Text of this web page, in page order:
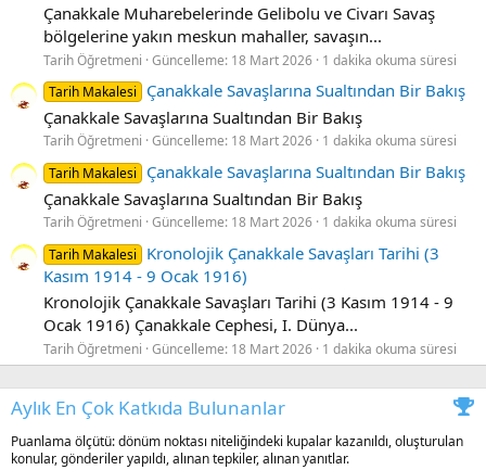
Çanakkale Muharebelerinde Gelibolu ve Civarı Savaş
bölgelerine yakın meskun mahaller, savaşın...
Tarih Öğretmeni Güncelleme: 18 Mart 2026 1 dakika okuma süresi
Tarih Makalesi
Çanakkale Savaşlarına Sualtından Bir Bakış
Çanakkale Savaşlarına Sualtından Bir Bakış
Tarih Öğretmeni Güncelleme: 18 Mart 2026 1 dakika okuma süresi
Tarih Makalesi
Çanakkale Savaşlarına Sualtından Bir Bakış
Çanakkale Savaşlarına Sualtından Bir Bakış
Tarih Öğretmeni Güncelleme: 18 Mart 2026 1 dakika okuma süresi
Tarih Makalesi
Kronolojik Çanakkale Savaşları Tarihi (3
Kasım 1914 - 9 Ocak 1916)
Kronolojik Çanakkale Savaşları Tarihi (3 Kasım 1914 - 9
Ocak 1916) Çanakkale Cephesi, I. Dünya...
Tarih Öğretmeni Güncelleme: 18 Mart 2026 1 dakika okuma süresi
Aylık En Çok Katkıda Bulunanlar
Puanlama ölçütü: dönüm noktası niteliğindeki kupalar kazanıldı, oluşturulan
konular, gönderiler yapıldı, alınan tepkiler, alınan yanıtlar.